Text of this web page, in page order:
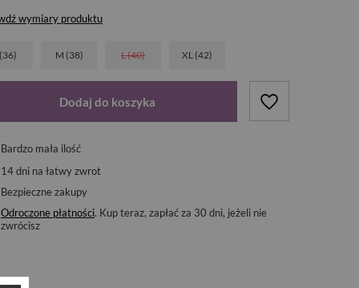
wymiary produktu
M (38) L (40) XL (42)
Dodaj do koszyka
Bardzo mała ilość
14dni na łatwy zwrot
Bezpieczne zakupy
Odroczone płatności. Kup teraz, zapłać za 30 dni, jeżeli nie
zwrócisz